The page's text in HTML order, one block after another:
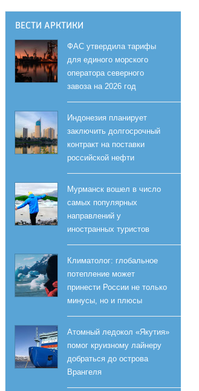
ВЕСТИ АРКТИКИ
ФАС утвердила тарифы
для единого морского
оператора северного
завоза на 2026 год
Индонезия планирует
заключить долгосрочный
контракт на поставки
российской нефти
Мурманск вошел в число
самых популярных
направлений у
иностранных туристов
Климатолог: глобальное
потепление может
принести России не только
минусы, но и плюсы
Атомный ледокол «Якутия»
помог круизному лайнеру
добраться до острова
Врангеля